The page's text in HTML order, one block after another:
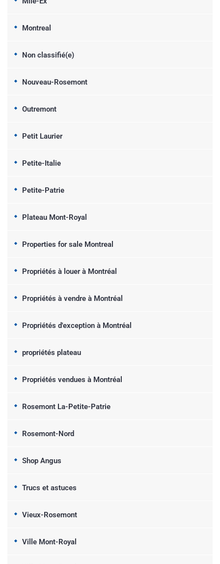
Montreal
Non classifié(e)
Nouveau-Rosemont
Outremont
Petit Laurier
Petite-Italie
Petite-Patrie
Plateau Mont-Royal
Properties for sale Montreal
Propriétés à louer à Montréal
Propriétés à vendre à Montréal
Propriétés d'exception à Montréal
propriétés plateau
Propriétés vendues à Montréal
Rosemont La-Petite-Patrie
Rosemont-Nord
Shop Angus
Trucs et astuces
Vieux-Rosemont
Ville Mont-Royal